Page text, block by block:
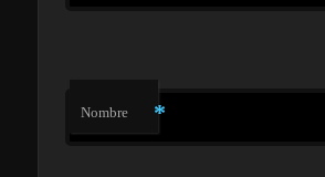
Nombre *